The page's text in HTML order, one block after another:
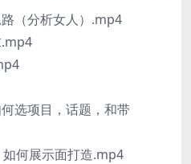
（分析女人）.mp4
选项目，话题，和带
何展示面打造.mp4